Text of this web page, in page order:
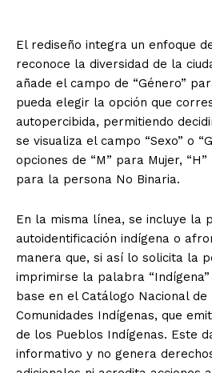
El rediseño integra un enfoque
reconoce la diversidad de la
añade el campo de “Género”
pueda elegir la opción que
autopercibida, permitiendo
se visualiza el campo “Sexo” o
opciones de “M” para Mujer,
para la persona No Binaria.
En la misma línea, se incluye la
autoidentificación indígena o
manera que, si así lo solicita la
imprimirse la palabra
base en el Catálogo Nacional de
Comunidades Indígenas, que
de los Pueblos Indígenas. Este
informativo y no genera